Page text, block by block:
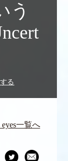
う
る
eyes一覧へ